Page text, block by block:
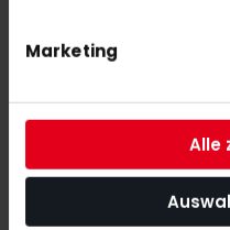
Marketing
Alle
was News, Tipps und